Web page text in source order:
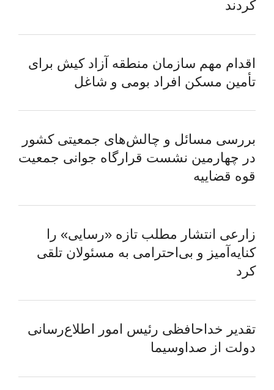
کردند
اقدام مهم سازمان منطقه آزاد کیش برای
تأمین مسکن افراد بومی و شاغل
بررسی مسائل و چالش‌های جمعیتی کشور
در چهارمین نشست قرارگاه جوانی جمعیت
قوه قضاییه
زارعی انتشار مطلب تازه «رسایی» را
کنایه‌آمیز و بی‌احترامی به مسئولان تلقی
کرد
تقدیر خداحافظی رئیس امور اطلاع‌رسانی
دولت از صداوسیما